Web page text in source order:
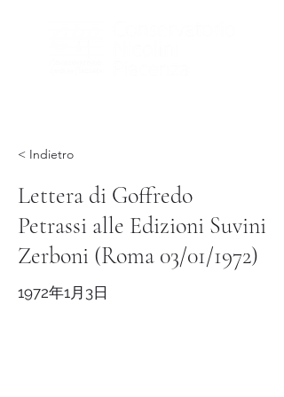
< Indietro
Lettera di Goffredo
Petrassi alle Edizioni Suvini
Zerboni (Roma 03/01/1972)
1972年1月3日